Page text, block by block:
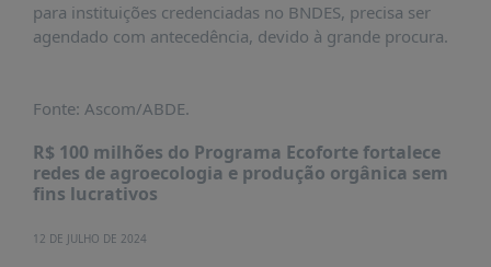
para instituições credenciadas no BNDES, precisa ser
agendado com antecedência, devido à grande procura.
Fonte: Ascom/ABDE.
R$ 100 milhões do Programa Ecoforte fortalece
redes de agroecologia e produção orgânica sem
fins lucrativos
12 DE JULHO DE 2024